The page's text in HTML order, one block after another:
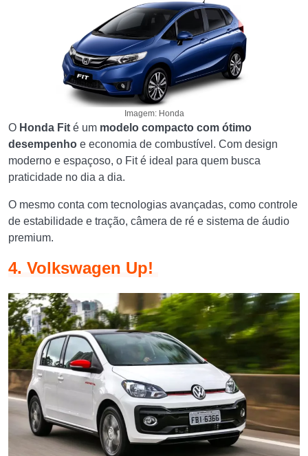
Imagem: Honda
O Honda Fit é um modelo compacto com ótimo
desempenho e economia de combustível. Com design
moderno e espaçoso, o Fit é ideal para quem busca
praticidade no dia a dia.
O mesmo conta com tecnologias avançadas, como controle
de estabilidade e tração, câmera de ré e sistema de áudio
premium.
4. Volkswagen Up!